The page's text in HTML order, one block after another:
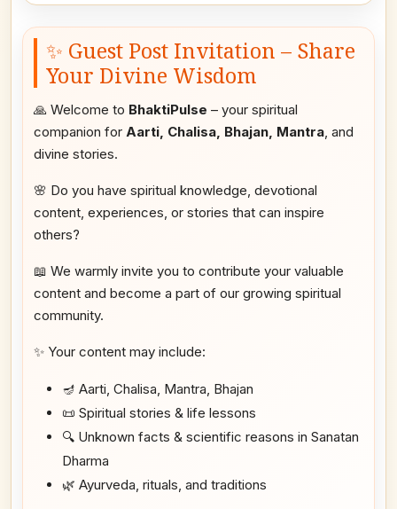
✨ Guest Post Invitation – Share
Your Divine Wisdom
🙏 Welcome to BhaktiPulse – your spiritual
companion for Aarti, Chalisa, Bhajan, Mantra, and
divine stories.
🌸 Do you have spiritual knowledge, devotional
content, experiences, or stories that can inspire
others?
📖 We warmly invite you to contribute your valuable
content and become a part of our growing spiritual
community.
✨ Your content may include:
🪔 Aarti, Chalisa, Mantra, Bhajan
📜 Spiritual stories & life lessons
🔍 Unknown facts & scientific reasons in Sanatan
Dharma
🌿 Ayurveda, rituals, and traditions